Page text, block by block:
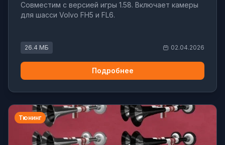
Совместим с версией игры 1.58. Включает камеры
для шасси Volvo FH5 и FL6.
26.4 МБ 02.04.2026
Подробнее
Тюнинг